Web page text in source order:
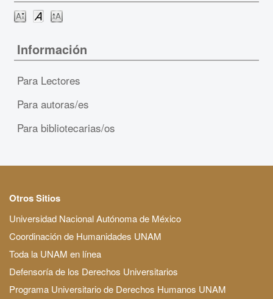
Información
Para Lectores
Para autoras/es
Para bibliotecarias/os
Otros Sitios
Universidad Nacional Autónoma de México
Coordinación de Humanidades UNAM
Toda la UNAM en línea
Defensoría de los Derechos Universitarios
Programa Universitario de Derechos Humanos UNAM